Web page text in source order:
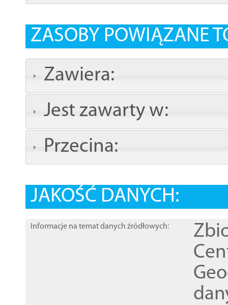
ZASOBY POWIĄZANE
Zawiera:
Jest zawarty w:
Przecina:
JAKOŚĆ DANYCH:
Informacje na temat danych źródłowych: